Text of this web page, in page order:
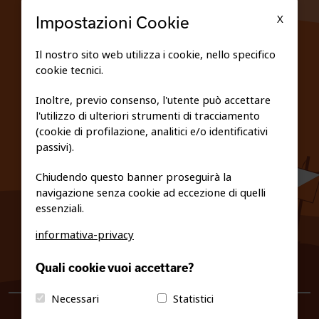
PRIVACY E COOKIE POLICY
info@fiso.it|fiso@pec-mail.eu
X
Impostazioni Cookie
Il nostro sito web utilizza i cookie, nello specifico
cookie tecnici.
Inoltre, previo consenso, l'utente può accettare
l'utilizzo di ulteriori strumenti di tracciamento
(cookie di profilazione, analitici e/o identificativi
passivi).
Chiudendo questo banner proseguirà la
navigazione senza cookie ad eccezione di quelli
essenziali.
informativa-privacy
Quali cookie vuoi accettare?
Necessari Statistici